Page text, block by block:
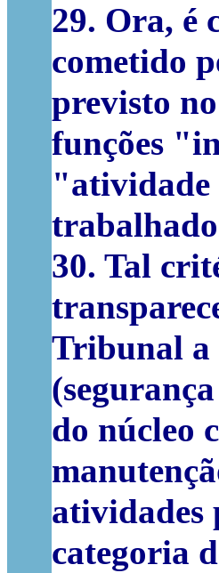
29. Ora, é
cometido
previsto
funções
"atividade
30. Tal
Tribunal a
do núcleo
atividades
categoria